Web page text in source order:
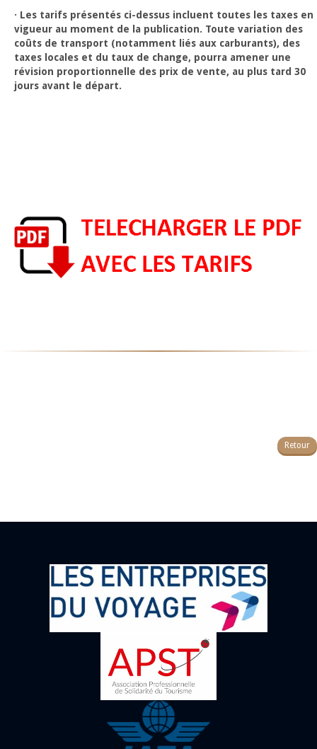
· Les tarifs présentés ci-dessus incluent toutes les taxes en
vigueur au moment de la publication. Toute variation des
coûts de transport (notamment liés aux carburants), des
taxes locales et du taux de change, pourra amener une
révision proportionnelle des prix de vente, au plus tard 30
jours avant le départ.
Retour